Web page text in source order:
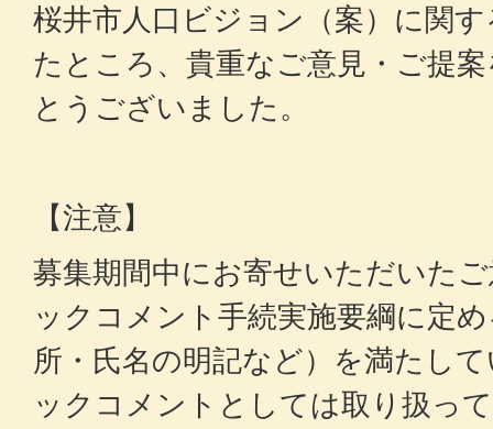
桜井市人口ビジョン（案）に関
たところ、貴重なご意見・ご提
とうございました。
【注意】
募集期間中にお寄せいただいた
ックコメント手続実施要綱に定
所・氏名の明記など）を満たし
ックコメントとしては取り扱っ